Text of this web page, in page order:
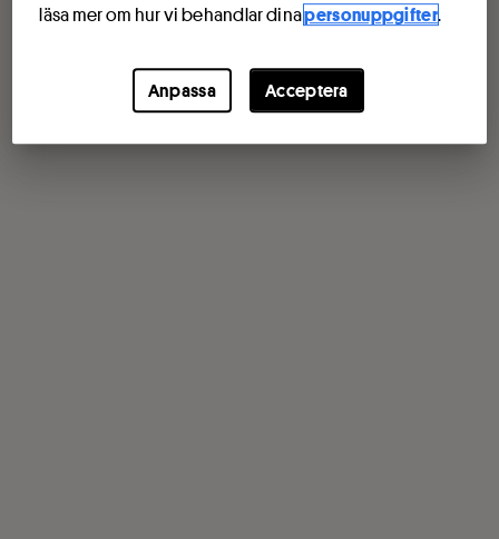
läsa mer om hur vi behandlar dinapersonuppgifter.
Anpassa Acceptera